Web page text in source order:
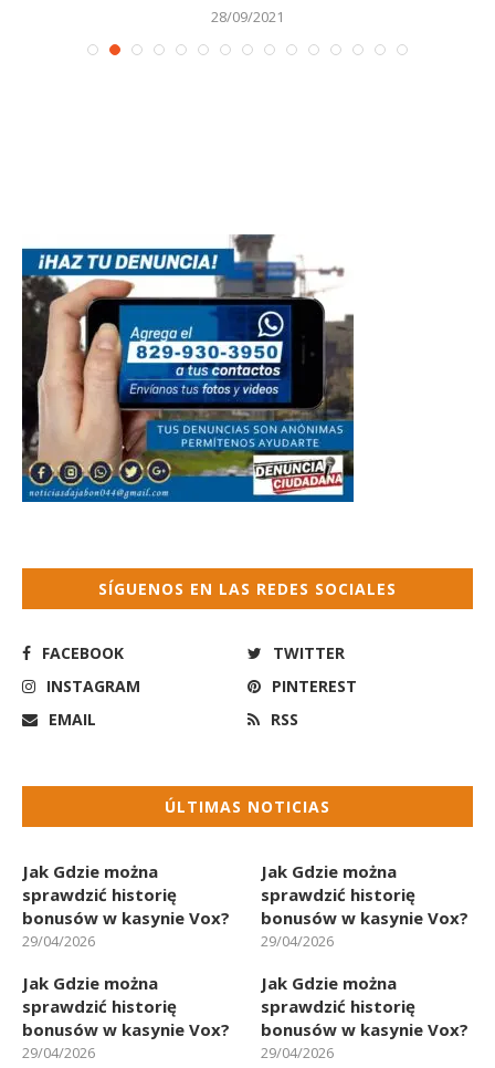
28/09/2021
SÍGUENOS EN LAS REDES SOCIALES
FACEBOOK
TWITTER
INSTAGRAM
PINTEREST
EMAIL
RSS
ÚLTIMAS NOTICIAS
Jak Gdzie można
sprawdzić historię
bonusów w kasynie Vox?
29/04/2026
Jak Gdzie można
sprawdzić historię
bonusów w kasynie Vox?
29/04/2026
Jak Gdzie można
sprawdzić historię
bonusów w kasynie Vox?
29/04/2026
Jak Gdzie można
sprawdzić historię
bonusów w kasynie Vox?
29/04/2026